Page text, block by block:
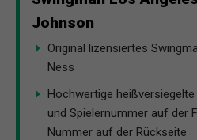
Johnson
Original lizensiertes
Ness
Hochwertige
und Spielernummer auf der
Nummer auf der Rückseite